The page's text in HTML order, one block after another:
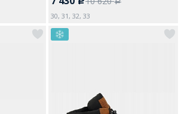
a
30, 31, 32, 33